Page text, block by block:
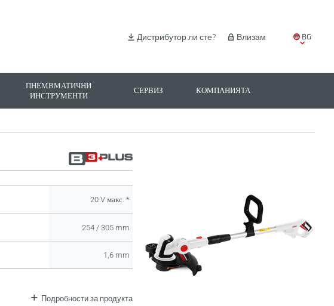
BG
Влизам
Дистрибутор ли сте?
ПНЕМВМАТИЧНИ
ИНСТРУМЕНТИ
СЕРВИЗ КОМПАНИЯТА
20 V макс. *
254 / 305 mm
1,6 mm
Подробности за продукта